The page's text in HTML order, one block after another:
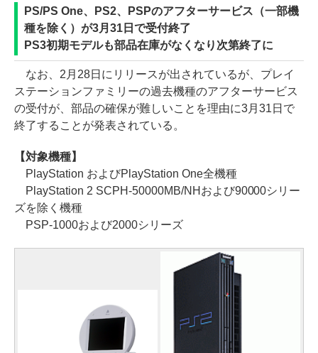
PS/PS One、PS2、PSPのアフターサービス（一部機
種を除く）が3月31日で受付終了
PS3初期モデルも部品在庫がなくなり次第終了に
なお、2月28日にリリースが出されているが、プレイ
ステーションファミリーの過去機種のアフターサービス
の受付が、部品の確保が難しいことを理由に3月31日で
終了することが発表されている。
【対象機種】
PlayStation およびPlayStation One全機種
PlayStation 2 SCPH-50000MB/NHおよび90000シリー
ズを除く機種
PSP-1000および2000シリーズ